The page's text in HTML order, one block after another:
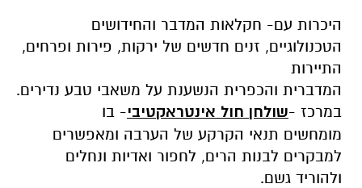
היכרות עם- חקלאות המדבר והחידושים
הטכנולוגיים, זנים חדשים של ירקות, פירות ופרחים,
התיירות
המדברית והכפרית הנשענת על משאבי טבע נדירים.
במרכז -שולחן חול אינטראקטיבי- בו
מומחשים תנאי הקרקע של הערבה ומאפשרים
למבקרים לבנות הרים, לחפור ואדיות ונחלים
ולהוריד גשם.